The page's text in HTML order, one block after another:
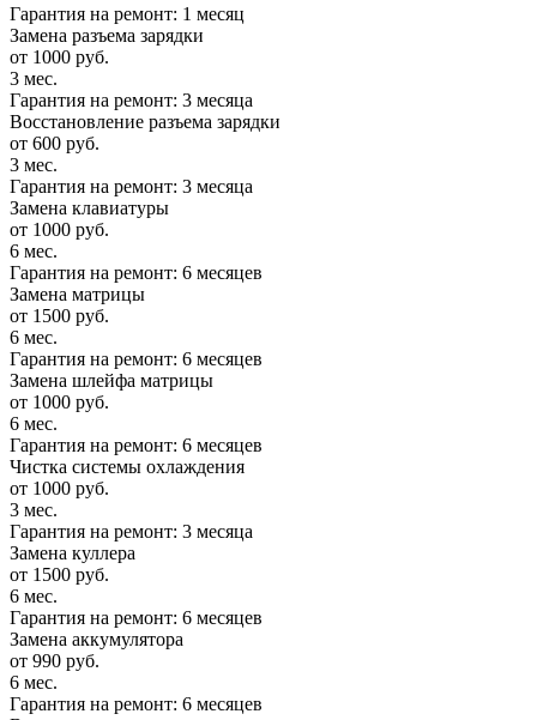
Гарантия на ремонт: 1 месяц
Замена разъема зарядки
от 1000 руб.
3 мес.
Гарантия на ремонт: 3 месяца
Восстановление разъема зарядки
от 600 руб.
3 мес.
Гарантия на ремонт: 3 месяца
Замена клавиатуры
от 1000 руб.
6 мес.
Гарантия на ремонт: 6 месяцев
Замена матрицы
от 1500 руб.
6 мес.
Гарантия на ремонт: 6 месяцев
Замена шлейфа матрицы
от 1000 руб.
6 мес.
Гарантия на ремонт: 6 месяцев
Чистка системы охлаждения
от 1000 руб.
3 мес.
Гарантия на ремонт: 3 месяца
Замена куллера
от 1500 руб.
6 мес.
Гарантия на ремонт: 6 месяцев
Замена аккумулятора
от 990 руб.
6 мес.
Гарантия на ремонт: 6 месяцев